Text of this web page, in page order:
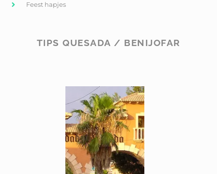
Feest hapjes
TIPS QUESADA / BENIJOFAR